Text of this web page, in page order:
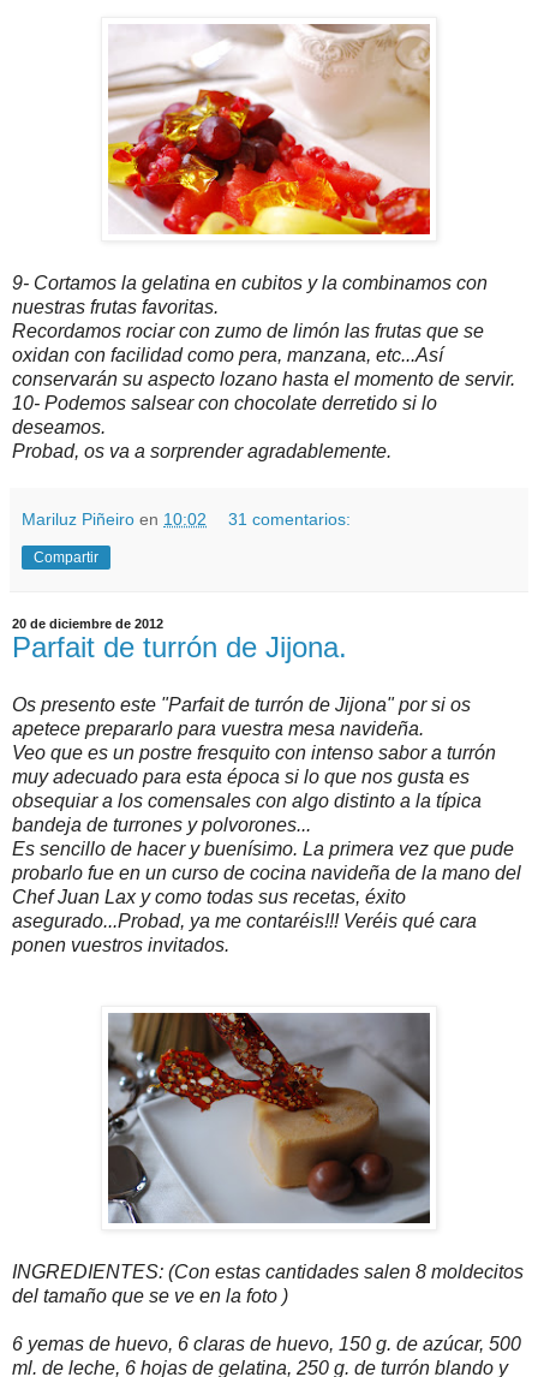
9- Cortamos la gelatina en cubitos y la combinamos con
nuestras frutas favoritas.
Recordamos rociar con zumo de limón las frutas que se
oxidan con facilidad como pera, manzana, etc...Así
conservarán su aspecto lozano hasta el momento de servir.
10- Podemos salsear con chocolate derretido si lo
deseamos.
Probad, os va a sorprender agradablemente.
Mariluz Piñeiro en 10:02 31 comentarios:
Compartir
20 de diciembre de 2012
Parfait de turrón de Jijona.
Os presento este "Parfait de turrón de Jijona" por si os
apetece prepararlo para vuestra mesa navideña.
Veo que es un postre fresquito con intenso sabor a turrón
muy adecuado para esta época si lo que nos gusta es
obsequiar a los comensales con algo distinto a la típica
bandeja de turrones y polvorones...
Es sencillo de hacer y buenísimo. La primera vez que pude
probarlo fue en un curso de cocina navideña de la mano del
Chef Juan Lax y como todas sus recetas, éxito
asegurado...Probad, ya me contaréis!!! Veréis qué cara
ponen vuestros invitados.
INGREDIENTES: (Con estas cantidades salen 8 moldecitos
del tamaño que se ve en la foto )
6 yemas de huevo, 6 claras de huevo, 150 g. de azúcar, 500
ml. de leche, 6 hojas de gelatina, 250 g. de turrón blando y